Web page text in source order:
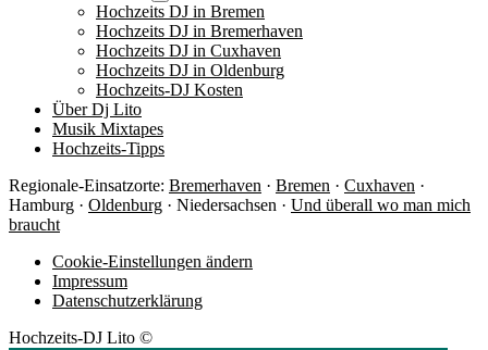
Hochzeits DJ in Bremen
Hochzeits DJ in Bremerhaven
Hochzeits DJ in Cuxhaven
Hochzeits DJ in Oldenburg
Hochzeits-DJ Kosten
Über Dj Lito
Musik Mixtapes
Hochzeits-Tipps
Regionale-Einsatzorte: Bremerhaven · Bremen · Cuxhaven ·
Hamburg · Oldenburg · Niedersachsen · Und überall wo man mich
braucht
Cookie-Einstellungen ändern
Impressum
Datenschutzerklärung
Hochzeits-DJ Lito ©